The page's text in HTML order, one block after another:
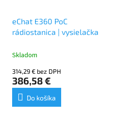
eChat E360 PoC
rádiostanica | vysielačka
Skladom
314,29 € bez DPH
386,58 €
Do košíka